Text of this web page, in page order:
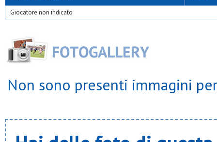
Giocatore non indicato
Non sono presenti immagini